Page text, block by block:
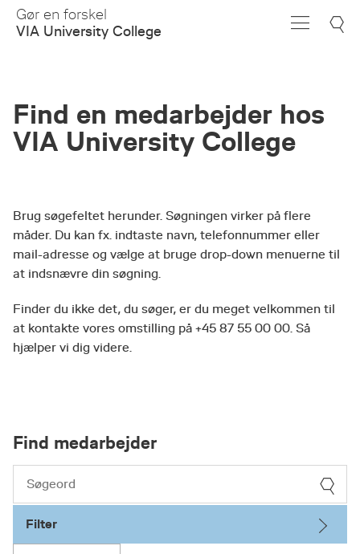
Skip
Main
Gør en forskel
VIA University College
Find en medarbejder hos
VIA University College
Brug søgefeltet herunder. Søgningen virker på flere
måder. Du kan fx. indtaste navn, telefonnummer eller
mail-adresse og vælge at bruge drop-down menuerne til
at indsnævre din søgning.
Finder du ikke det, du søger, er du meget velkommen til
at kontakte vores omstilling på +45 87 55 00 00. Så
hjælper vi dig videre.
Find medarbejder
Filter